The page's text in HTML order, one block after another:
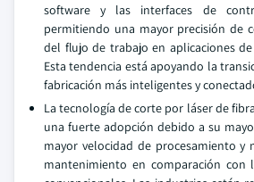
software y las interfaces de
permitiendo una mayor precisión de
del flujo de trabajo en aplicaciones
Esta tendencia está apoyando la
fabricación más inteligentes y
La tecnología de corte por láser de
una fuerte adopción debido a su
mayor velocidad de procesamiento y
mantenimiento en comparación